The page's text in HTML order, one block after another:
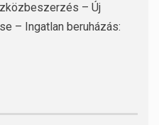
– Új
– Ingatlan beruházás: